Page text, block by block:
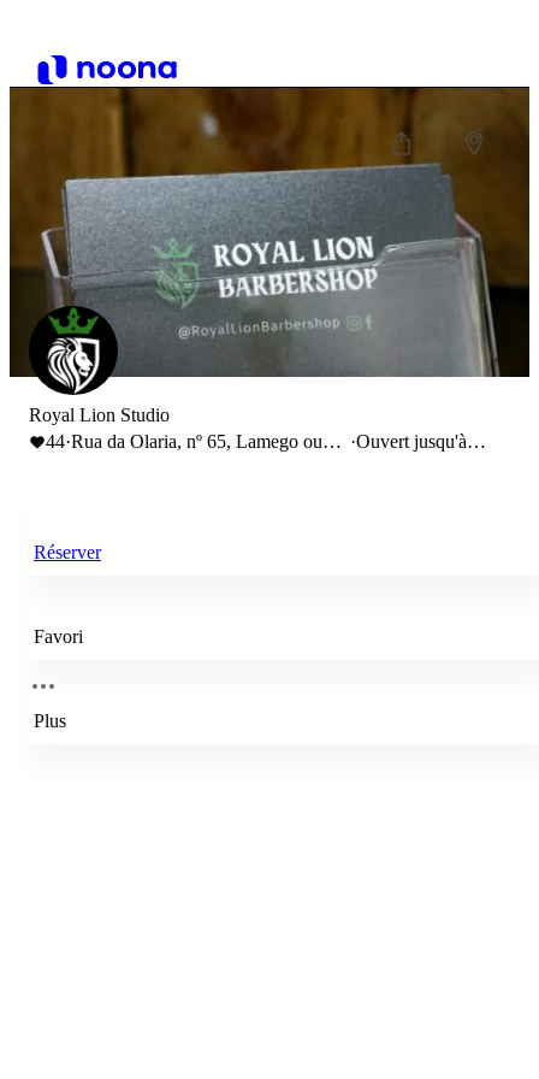
Royal Lion Studio
44·Rua da Olaria, nº 65, Lamego ou
·Ouvert jusqu'à
Réserver
Favori
Plus